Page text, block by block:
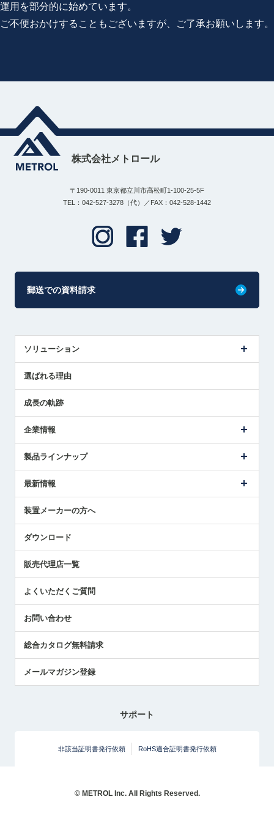
運用を部分的に始めています。
ご不便おかけすることもございますが、ご了承お願いします。
株式会社メトロール
〒190-0011 東京都立川市高松町1-100-25-5F
TEL：042-527-3278（代）／FAX：042-528-1442
郵送での資料請求
ソリューション
解決策提案
選ばれる理由
成長の軌跡
企業情報
ごあいさつ
受賞履歴
採用情報
国/地域/言語
製品ラインナップ
ツールセッタ製品
エアマイクロセンサ製品
最新情報
メトロールの技術
社員ブログ
中小企業のBCP地震対策
センサのテクニカルガイド
社長ブログ
装置メーカーの方へ
ダウンロード
販売代理店一覧
よくいただくご質問
お問い合わせ
総合カタログ無料請求
メールマガジン登録
サポート
非該当証明書発行依頼 RoHS適合証明書発行依頼
© METROL Inc. All Rights Reserved.